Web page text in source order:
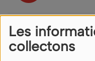
Les
collectons
16 AVRIL